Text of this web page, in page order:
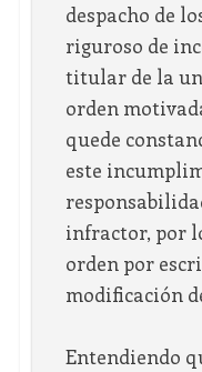
despacho de
riguroso de
titular de la
orden
quede
este
infractor, por
orden por
modificación
Entendiendo